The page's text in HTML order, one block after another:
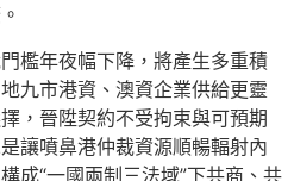
檻年夜幅下降，將產生多重積
九市港資、澳資企業供給更靈
，晉陞契約不受拘束與可預期
讓噴鼻港仲裁資源順暢輻射內
成“一國兩制三法域”下共商、共